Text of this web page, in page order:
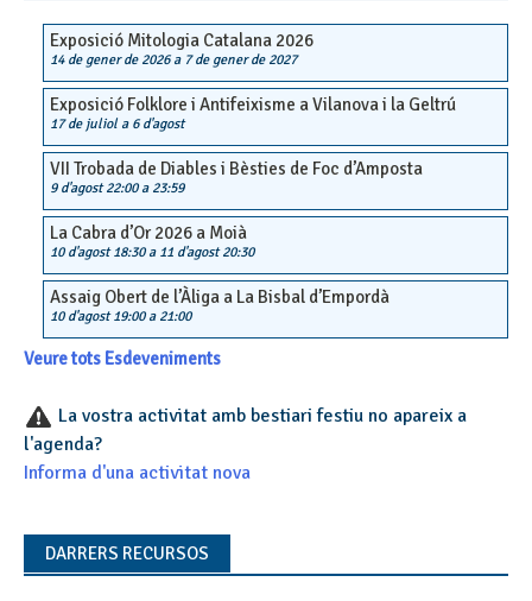
Exposició Mitologia Catalana 2026
14 de gener de 2026a 7 de gener de 2027
Exposició Folklore i Antifeixisme a Vilanova i la Geltrú
17 de juliola 6 d'agost
VII Trobada de Diables i Bèsties de Foc d’Amposta
9 d'agost 22:00a 23:59
La Cabra d’Or 2026 a Moià
10 d'agost 18:30a 11 d'agost 20:30
Assaig Obert de l’Àliga a La Bisbal d’Empordà
10 d'agost 19:00a 21:00
Veure tots Esdeveniments
La vostra activitat amb bestiari festiu no apareix a
l'agenda?
Informa d'una activitat nova
DARRERS RECURSOS